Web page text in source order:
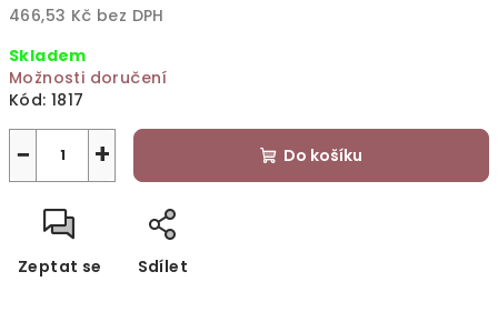
466,53 Kč bez DPH
cena:
Skladem
Možnosti doručení
Kód: 1817
+
− Do košíku
Zeptat se Sdílet